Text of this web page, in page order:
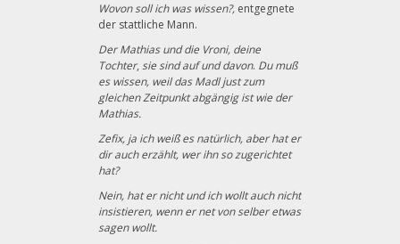
Wovon soll ich was wissen?, entgegnete
der stattliche Mann.
Der Mathias und die Vroni, deine
Tochter, sie sind auf und davon. Du muß
es wissen, weil das Madl just zum
gleichen Zeitpunkt abgängig ist wie der
Mathias.
Zefix, ja ich weiß es natürlich, aber hat er
dir auch erzählt, wer ihn so zugerichtet
hat?
Nein, hat er nicht und ich wollt auch nicht
insistieren, wenn er net von selber etwas
sagen wollt.